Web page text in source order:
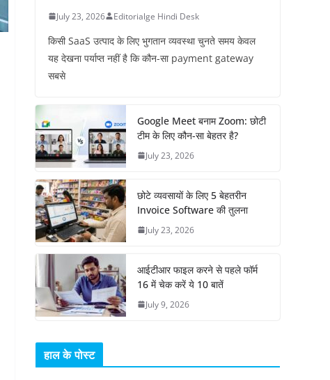
July 23, 2026 Editorialge Hindi Desk
किसी SaaS उत्पाद के लिए भुगतान व्यवस्था चुनते समय केवल
यह देखना पर्याप्त नहीं है कि कौन-सा payment gateway
सबसे
Google Meet बनाम Zoom: छोटी
टीम के लिए कौन-सा बेहतर है?
July 23, 2026
छोटे व्यवसायों के लिए 5 बेहतरीन
Invoice Software की तुलना
July 23, 2026
आईटीआर फाइल करने से पहले फॉर्म
16 में चेक करें ये 10 बातें
July 9, 2026
हाल के पोस्ट